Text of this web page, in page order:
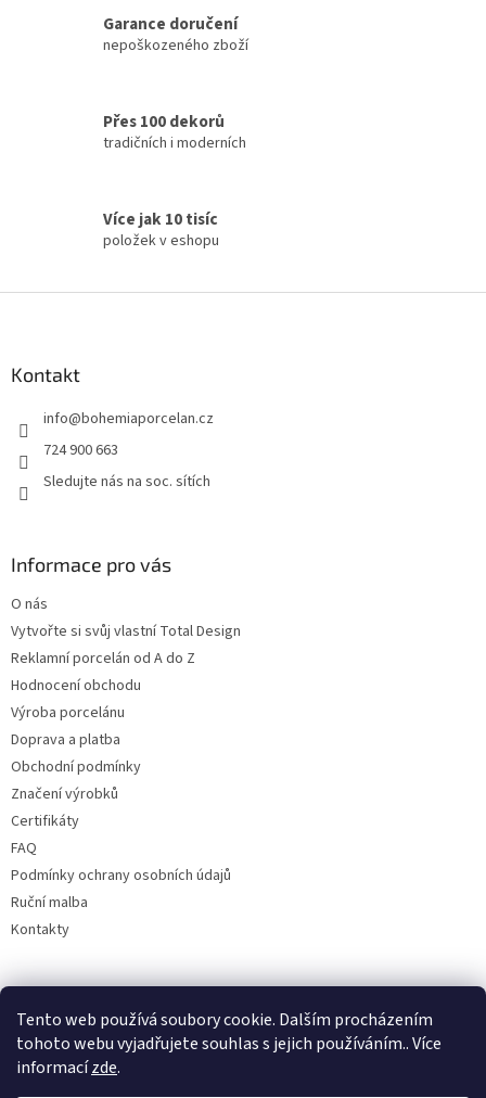
Tento web používá soubory cookie. Dalším procházením
tohoto webu vyjadřujete souhlas s jejich používáním.. Více
informacízde.
Garance doručení
nepoškozeného zboží
Přes 100 dekorů
tradičních i moderních
Více jak 10 tisíc
položek v eshopu
Kontakt
info@bohemiaporcelan.cz
724 900 663
Sledujte nás na soc. sítích
Informace pro vás
O nás
Vytvořte si svůj vlastní Total Design
Reklamní porcelán od A do Z
Hodnocení obchodu
Výroba porcelánu
Doprava a platba
Obchodní podmínky
Značení výrobků
Certifikáty
FAQ
Podmínky ochrany osobních údajů
Ruční malba
Kontakty
Facebook